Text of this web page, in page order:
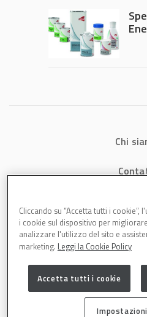
Chi
Cliccando su “Accetta tutti i
i cookie sul dispositivo per
analizzare l'utilizzo del sito e
marketing. Leggi la Cookie Policy
Accetta tutti i cookie